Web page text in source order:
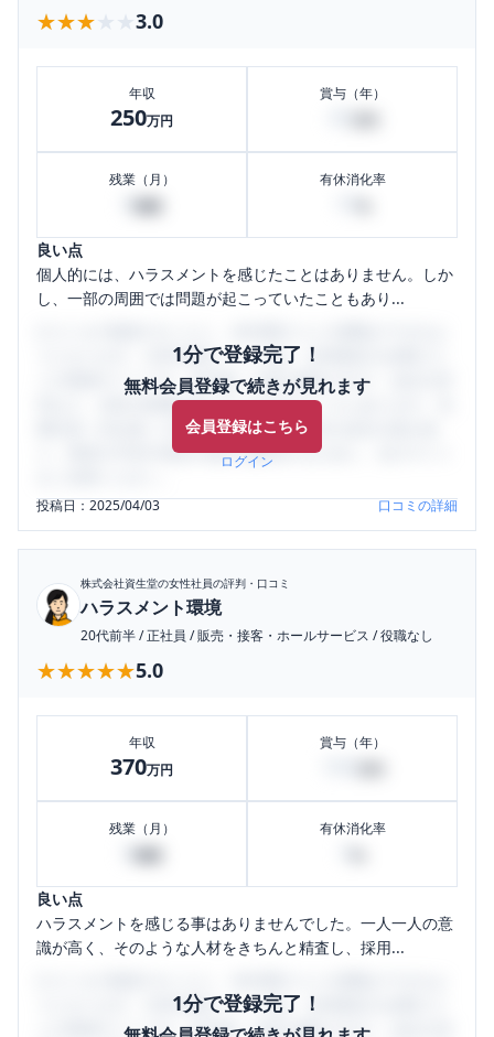
★★★★★
★★★★★ 3.0
年収
250万円
賞与（年）
残業（月） 有休消化率
良い点
個人的には、ハラスメントを感じたことはありません。しか
し、一部の周囲では問題が起こっていたこともあり...
1分で登録完了！
無料会員登録で続きが見れます
会員登録はこちら
ログイン
うになります。SHEHUB(シーハブ)は、女性限定の企業口コ
ミの投稿サイトです。給与面・女性の働きやすさ・会社の評
判など、女性の転職は気にすべき点がたくさんあります。先
輩社員（元社員）の口コミを通して、本当の会社の姿を知
り、将来の不安や現在の悩みを解消するために、ぜひサイト
投稿日：2025/04/03 口コミの詳細
株式会社資生堂の女性社員の評判・口コミ
ハラスメント環境
20代前半/正社員 /販売・接客・ホールサービス /役職なし
★★★★★
★★★★★5.0
年収
370万円
賞与（年）
残業（月） 有休消化率
良い点
ハラスメントを感じる事はありませんでした。一人一人の意
識が高く、そのような人材をきちんと精査し、採用...
1分で登録完了！
うになります。SHEHUB(シーハブ)は、女性限定の企業口コ
ミの投稿サイトです。給与面・女性の働きやすさ・会社の評